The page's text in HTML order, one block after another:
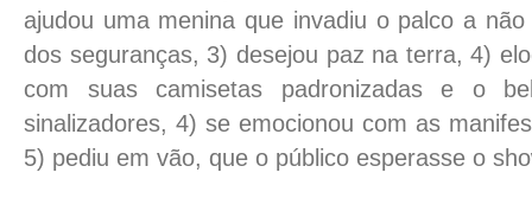
ajudou uma menina que invadiu o palco a
dos seguranças, 3) desejou paz na terra, 4)
com suas camisetas padronizadas e o
sinalizadores, 4) se emocionou com as
5) pediu em vão, que o público esperasse o